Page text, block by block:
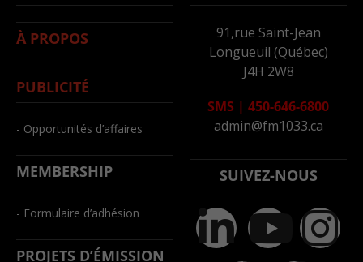
À PROPOS
PUBLICITÉ
- Opportunités d’affaires
MEMBERSHIP
- Formulaire d’adhésion
PROJETS D’ÉMISSION
91,rue Saint-Jean
Longueuil (Québec)
J4H 2W8
SMS | 450-646-6800
admin@fm1033.ca
SUIVEZ-NOUS